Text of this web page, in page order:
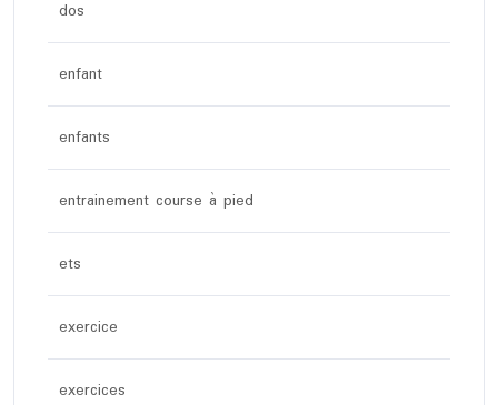
dos
enfant
enfants
entrainement course à pied
ets
exercice
exercices